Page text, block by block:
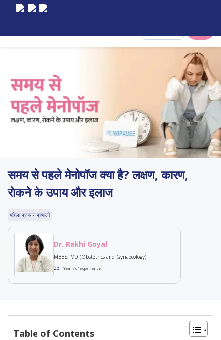
समय से पहले मेनोपॉज क्या है? लक्षण, कारण,
रोकने के उपाय और इलाज
महिला प्रजनन प्रणाली
Dr. Rakhi Goyal
MBBS, MD (Obstetrics and Gynaecology)
23+Years of experience
Table of Contents